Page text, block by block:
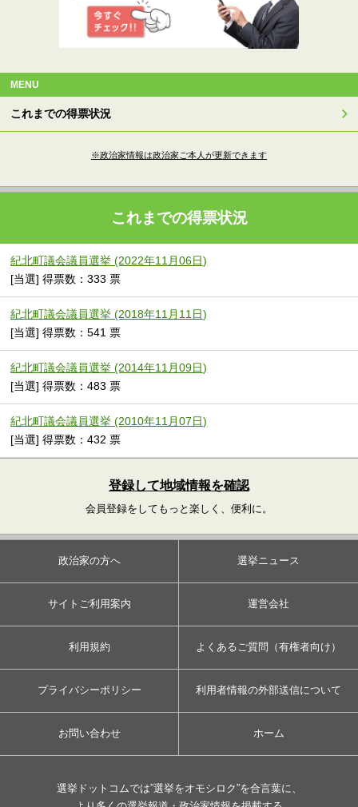
MENU
これまでの得票状況
※政治家情報は政治家ご本人が更新できます
これまでの得票状況
紀北町議会議員選挙 (2022年11月06日)
[当選] 得票数：333 票
紀北町議会議員選挙 (2018年11月11日)
[当選] 得票数：541 票
紀北町議会議員選挙 (2014年11月09日)
[当選] 得票数：483 票
紀北町議会議員選挙 (2010年11月07日)
[当選] 得票数：432 票
登録して地域情報を確認
会員登録をしてもっと楽しく、便利に。
政治家の方へ 選挙ニュース
サイトご利用案内 運営会社
利用規約 よくあるご質問（有権者向け）
プライバシーポリシー 利用者情報の外部送信について
お問い合わせ ホーム
選挙ドットコムでは”選挙をオモシロク”を合言葉に、